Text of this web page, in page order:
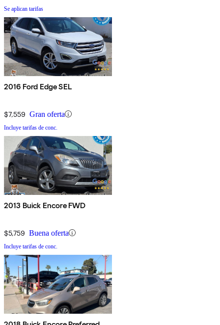
Se aplican tarifas
2016 Ford Edge SEL
$7,559 Gran oferta
Incluye tarifas de conc.
2013 Buick Encore FWD
$5,759 Buena oferta
Incluye tarifas de conc.